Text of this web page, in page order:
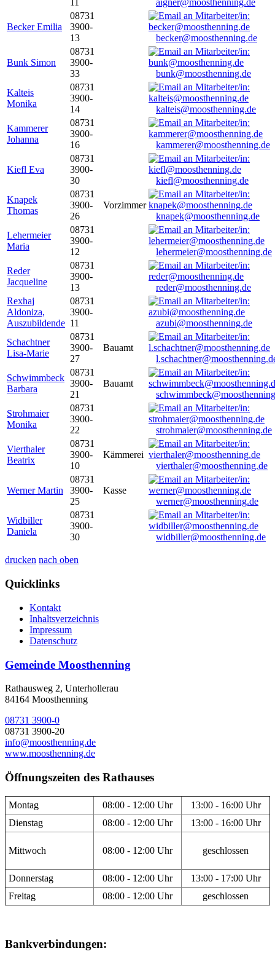
aigner@moosthenning.de
Becker Emilia
08731
3900-
13
becker@moosthenning.de
Bunk Simon
08731
3900-
33
bunk@moosthenning.de
Kalteis
Monika
08731
3900-
14
kalteis@moosthenning.de
Kammerer
Johanna
08731
3900-
16
kammerer@moosthenning.de
Kiefl Eva
08731
3900-
30
kiefl@moosthenning.de
Knapek
Thomas
08731
3900-
26
Vorzimmer
knapek@moosthenning.de
Lehermeier
Maria
08731
3900-
12
lehermeier@moosthenning.de
Reder
Jacqueline
08731
3900-
13
reder@moosthenning.de
Rexhaj
Aldoniza,
Auszubildende
08731
3900-
11
azubi@moosthenning.de
Schachtner
Lisa-Marie
08731
3900-
27
Bauamt
Schwimmbeck
Barbara
08731
3900-
21
Bauamt
Strohmaier
Monika
08731
3900-
22
strohmaier@moosthenning.de
Vierthaler
Beatrix
08731
3900-
10
Kämmerei
vierthaler@moosthenning.de
Werner Martin
08731
3900-
25
Kasse
werner@moosthenning.de
Widbiller
Daniela
08731
3900-
30
widbiller@moosthenning.de
drucken nach oben
Quicklinks
Kontakt
Inhaltsverzeichnis
Impressum
Datenschutz
Gemeinde Moosthenning
Rathausweg 2, Unterhollerau
84164 Moosthenning
08731 3900-0
08731 3900-20
info@moosthenning.de
www.moosthenning.de
Öffnungszeiten des Rathauses
Montag 08:00 - 12:00 Uhr
13:00 - 16:00 Uhr
Dienstag
08:00 - 12:00 Uhr 13:00 - 16:00 Uhr
Mittwoch 08:00 - 12:00 Uhr geschlossen
Donnerstag 08:00 - 12:00 Uhr
13:00 - 17:00 Uhr
Freitag
08:00 - 12:00 Uhr geschlossen
Bankverbindungen: